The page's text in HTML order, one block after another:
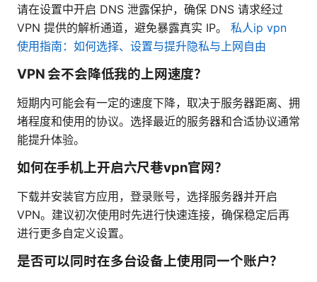
请在设置中开启 DNS 泄露保护，确保 DNS 请求经过
VPN 提供的解析通道，避免暴露真实 IP。 私人ip vpn
使用指南：如何选择、设置与提升隐私与上网自由
VPN 会不会降低我的上网速度？
短期内可能会有一定的速度下降，取决于服务器距离、拥
堵程度和使用的协议。选择最近的服务器和合适协议通常
能提升体验。
如何在手机上开启六尺巷vpn官网？
下载并安装官方应用，登录账号，选择服务器并开启
VPN。建议初次使用时先进行快速连接，确保稳定后再
进行更多自定义设置。
是否可以同时在多台设备上使用同一个账户？